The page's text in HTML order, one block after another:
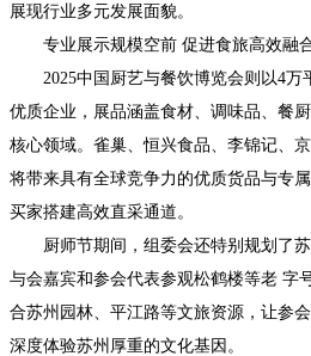
展现行业多元发展面貌。
专业展示规模空前 促进食旅高效融
2025中国厨艺与餐饮博览会则以4万
优质企业，展品涵盖食材、调味品、餐
核心领域。雀巢、恒兴食品、李锦记、
将带来具有全球竞争力的优质货品与专
买家搭建高效直采通道。
厨师节期间，组委会还特别规划了苏
与会嘉宾和参会代表参观松鹤楼等老 字
合苏州园林、平江路等文旅资源，让参
深度体验苏州厚重的文化基因。